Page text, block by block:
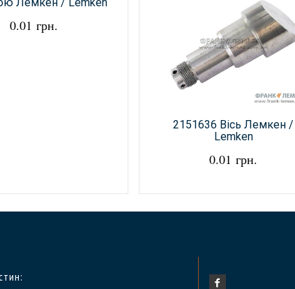
0.01 грн.
2151636 Вісь Лемкен /
Lemken
0.01 грн.